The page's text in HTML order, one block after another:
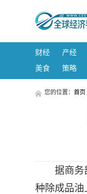
财经 产经
美食
策略
您的位置： 首页
据商务
种除成品油